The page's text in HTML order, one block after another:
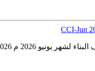
CCI-Jun